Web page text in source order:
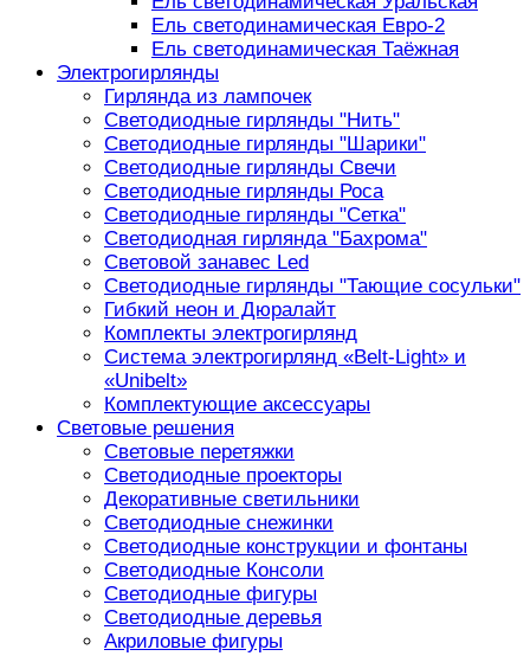
Ель светодинамическая Евро-2
Ель светодинамическая Таёжная
Электрогирлянды
Гирлянда из лампочек
Светодиодные гирлянды "Нить"
Светодиодные гирлянды "Шарики"
Светодиодные гирлянды Свечи
Светодиодные гирлянды Роса
Светодиодные гирлянды "Сетка"
Светодиодная гирлянда "Бахрома"
Световой занавес Led
Светодиодные гирлянды "Тающие сосульки"
Гибкий неон и Дюралайт
Комплекты электрогирлянд
Система электрогирлянд «Belt-Light» и
«Unibelt»
Комплектующие аксессуары
Световые решения
Световые перетяжки
Светодиодные проекторы
Декоративные светильники
Светодиодные снежинки
Светодиодные конструкции и фонтаны
Светодиодные Консоли
Светодиодные фигуры
Светодиодные деревья
Акриловые фигуры